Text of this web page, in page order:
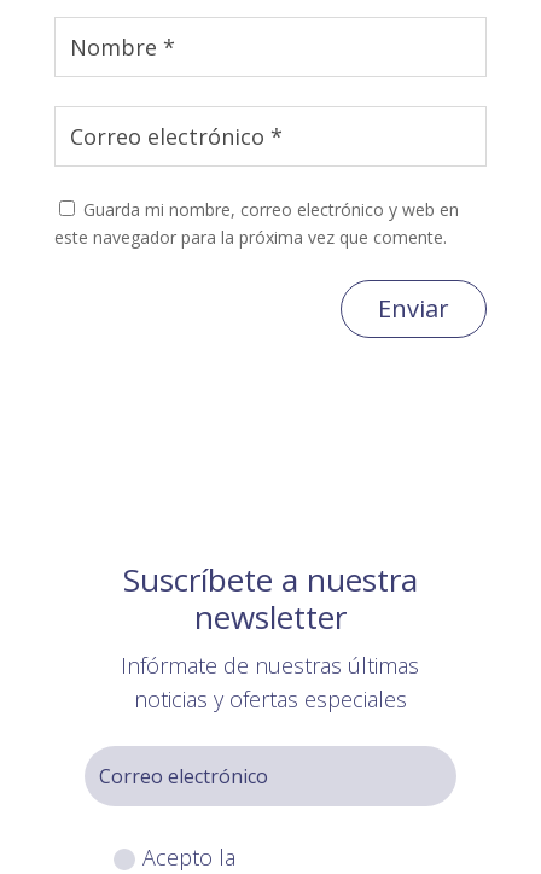
Guarda mi nombre, correo electrónico y web en
este navegador para la próxima vez que comente.
Enviar
Suscríbete a nuestra
newsletter
Infórmate de nuestras últimas
noticias y ofertas especiales
Acepto la